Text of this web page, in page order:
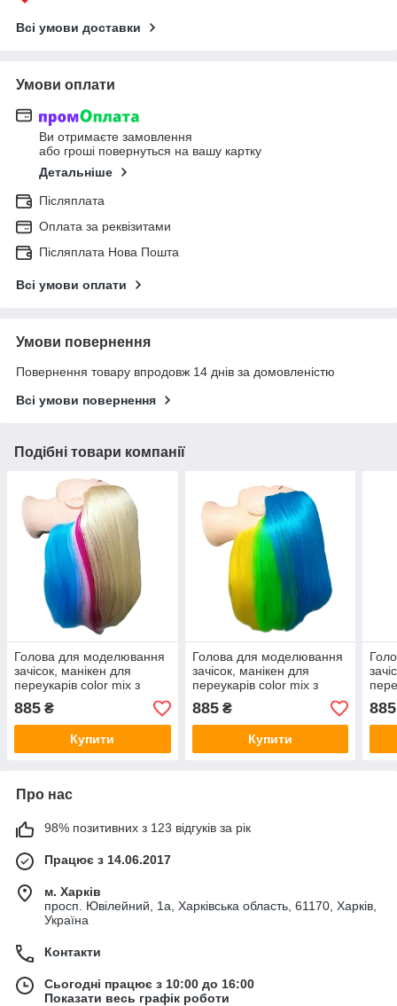
Всі умови доставки
Умови оплати
Ви отримаєте замовлення
або гроші повернуться на вашу картку
Детальніше
Післяплата
Оплата за реквізитами
Післяплата Нова Пошта
Всі умови оплати
Умови повернення
Повернення товару впродовж 14 днів за домовленістю
Всі умови повернення
Подібні товари компанії
Голова для моделювання
зачісок, манікен для
переукарів color mix з
кольоровим
термоволосом, навчальна
голова
885 ₴
Купити
Голова для моделювання
зачісок, манікен для
переукарів color mix з
кольоровим
термоволосом, навчальна
голова
885₴
Купити
885
Про нас
98% позитивних з 123 відгуків за рік
Працює з 14.06.2017
м. Харків
просп. Ювілейний, 1а, Харківська область, 61170, Харків,
Україна
Контакти
Сьогодні працює з 10:00 до 16:00
Показати весь графік роботи